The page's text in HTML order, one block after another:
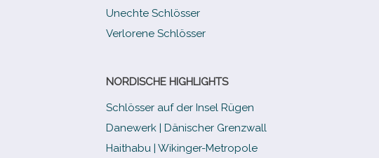
Unechte Schlösser
Verlorene Schlösser
NORDISCHE HIGHLIGHTS
Schlösser auf der Insel Rügen
Danewerk | Dänischer Grenzwall
Haithabu | Wikinger-Metropole